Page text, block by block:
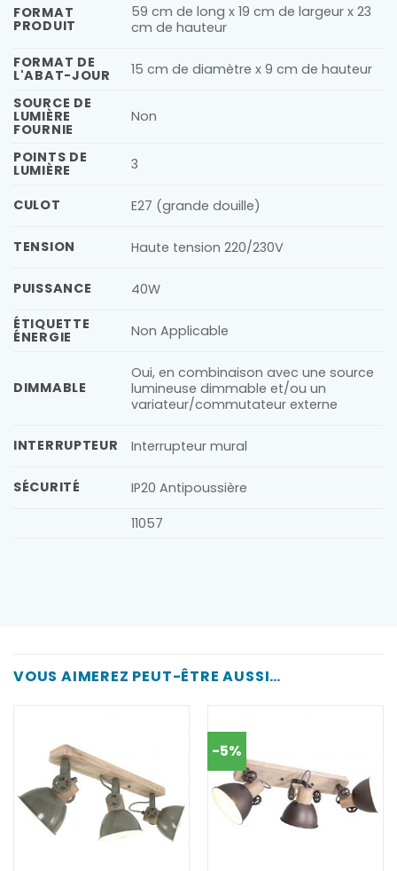
FORMAT
PRODUIT
59 cm de long x 19 cm de largeur x 23
cm de hauteur
FORMAT DE
L'ABAT-JOUR
15 cm de diamètre x 9 cm de hauteur
SOURCE DE
LUMIÈRE
FOURNIE
Non
POINTS DE
LUMIÈRE 3
CULOT E27 (grande douille)
TENSION Haute tension 220/230V
PUISSANCE
40W
ÉTIQUETTE
ÉNERGIE Non Applicable
DIMMABLE
Oui, en combinaison avec une source
lumineuse dimmable et/ou un
variateur/commutateur externe
INTERRUPTEUR Interrupteur mural
SÉCURITÉ
IP20 Antipoussière
11057
VOUS AIMEREZ PEUT-ÊTRE AUSSI…
-5%